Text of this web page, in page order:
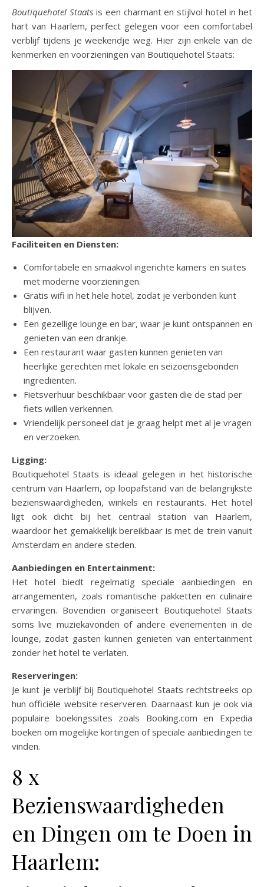
Boutiquehotel Staatsis een charmant en stijlvol hotel in het
hart van Haarlem, perfect gelegen voor een comfortabel
verblijf tijdens je weekendje weg. Hier zijn enkele van de
kenmerken en voorzieningen van Boutiquehotel Staats:
Faciliteiten en Diensten:
Comfortabele en smaakvol ingerichte kamers en suites
met moderne voorzieningen.
Gratis wifi in het hele hotel, zodat je verbonden kunt
blijven.
Een gezellige lounge en bar, waar je kunt ontspannen en
genieten van een drankje.
Een restaurant waar gasten kunnen genieten van
heerlijke gerechten met lokale en seizoensgebonden
ingrediënten.
Fietsverhuur beschikbaar voor gasten die de stad per
fiets willen verkennen.
Vriendelijk personeel dat je graag helpt met al je vragen
en verzoeken.
Ligging:
Boutiquehotel Staats is ideaal gelegen in het historische
centrum van Haarlem, op loopafstand van de belangrijkste
bezienswaardigheden, winkels en restaurants. Het hotel
ligt ook dicht bij het centraal station van Haarlem,
waardoor het gemakkelijk bereikbaar is met de trein vanuit
Amsterdam en andere steden.
Aanbiedingen en Entertainment:
Het hotel biedt regelmatig speciale aanbiedingen en
arrangementen, zoals romantische pakketten en culinaire
ervaringen. Bovendien organiseert Boutiquehotel Staats
soms live muziekavonden of andere evenementen in de
lounge, zodat gasten kunnen genieten van entertainment
zonder het hotel te verlaten.
Reserveringen:
Je kunt je verblijf bij Boutiquehotel Staats rechtstreeks op
hun officiële website reserveren. Daarnaast kun je ook via
populaire boekingssites zoals Booking.com en Expedia
boeken om mogelijke kortingen of speciale aanbiedingen te
vinden.
8 x
Bezienswaardigheden
en Dingen om te Doen in
Haarlem: